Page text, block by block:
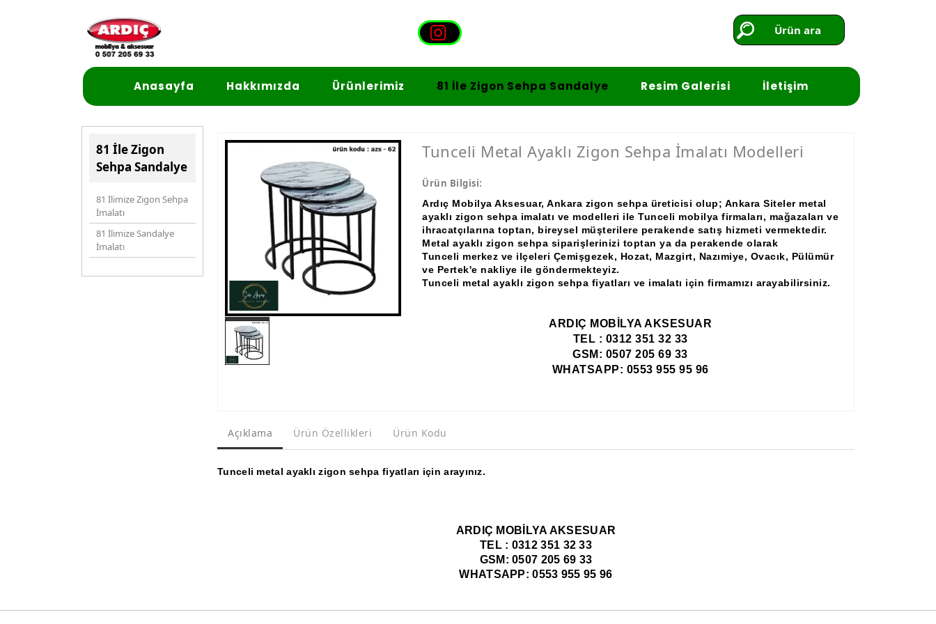
81 İle Zigon
Sehpa Sandalye
81 İlimize Zigon Sehpa
İmalatı
81 İlimize Sandalye
İmalatı
Tunceli Metal Ayaklı Zigon Sehpa İmalatı Modelleri
Ürün Bilgisi:
Ardıç Mobilya Aksesuar, Ankara zigon sehpa üreticisi olup; Ankara Siteler metal
ayaklı zigon sehpa imalatı ve modelleri ile Tunceli mobilya firmaları, mağazaları ve
ihracatçılarına toptan, bireysel müşterilere perakende satış hizmeti vermektedir.
Metal ayaklı zigon sehpa siparişlerinizi toptan ya da perakende olarak
Tunceli merkez ve ilçeleri Çemişgezek, Hozat, Mazgirt, Nazımiye, Ovacık, Pülümür
ve Pertek'e nakliye ile göndermekteyiz.
Tunceli metal ayaklı zigon sehpa fiyatları ve imalatı için firmamızı arayabilirsiniz.
ARDIÇ MOBİLYA AKSESUAR
TEL : 0312 351 32 33
GSM: 0507 205 69 33
WHATSAPP: 0553 955 95 96
Açıklama Ürün Özellikleri Ürün Kodu
Tunceli metal ayaklı zigon sehpa fiyatları için arayınız.
ARDIÇ MOBİLYA AKSESUAR
TEL : 0312 351 32 33
GSM: 0507 205 69 33
WHATSAPP: 0553 955 95 96
Ürün ara
Anasayfa Hakkımızda Ürünlerimiz 81 İle Zigon Sehpa Sandalye Resim Galerisi İletişim